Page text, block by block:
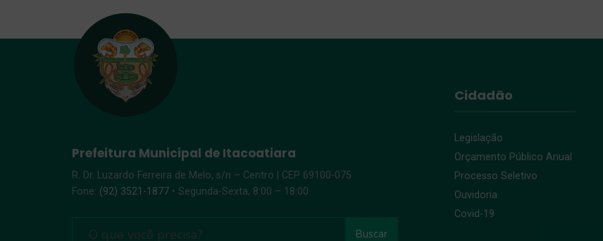
Prefeitura Municipal de Itacoatiara
R. Dr. Luzardo Ferreira de Melo, s/n – Centro | CEP 69100-075
Fone: (92) 3521-1877 • Segunda-Sexta, 8:00 – 18:00
Buscar
Cidadão
Legislação
Orçamento Público Anual
Processo Seletivo
Ouvidoria
Covid-19